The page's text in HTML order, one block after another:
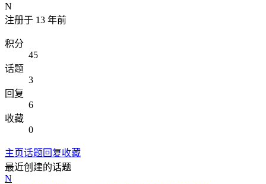
N
注册于 13 年前
积分
45
话题
3
回复
6
收藏
0
主页话题回复收藏
最近创建的话题
N